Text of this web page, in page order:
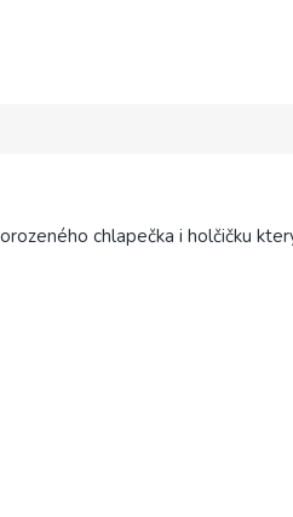
chlapečka i holčičku